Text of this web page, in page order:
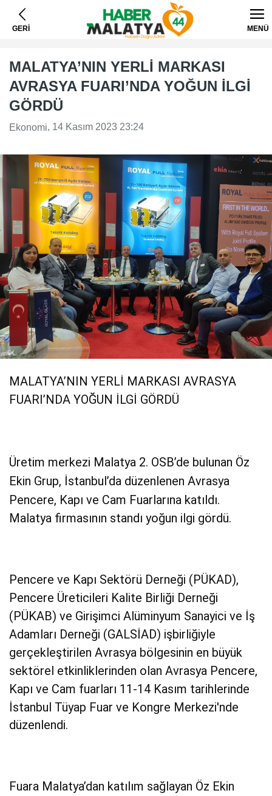
GERİ MENÜ
MALATYA’NIN YERLİ MARKASI
AVRASYA FUARI’NDA YOĞUN İLGİ
GÖRDÜ
Ekonomi, 14 Kasım 2023 23:24
MALATYA’NIN YERLİ MARKASI AVRASYA
FUARI’NDA YOĞUN İLGİ GÖRDÜ
Üretim merkezi Malatya 2. OSB’de bulunan Öz
Ekin Grup, İstanbul’da düzenlenen Avrasya
Pencere, Kapı ve Cam Fuarlarına katıldı.
Malatya firmasının standı yoğun ilgi gördü.
Pencere ve Kapı Sektörü Derneği (PÜKAD),
Pencere Üreticileri Kalite Birliği Derneği
(PÜKAB) ve Girişimci Alüminyum Sanayici ve İş
Adamları Derneği (GALSİAD) işbirliğiyle
gerçekleştirilen Avrasya bölgesinin en büyük
sektörel etkinliklerinden olan Avrasya Pencere,
Kapı ve Cam fuarları 11-14 Kasım tarihlerinde
İstanbul Tüyap Fuar ve Kongre Merkezi'nde
düzenlendi.
Fuara Malatya’dan katılım sağlayan Öz Ekin